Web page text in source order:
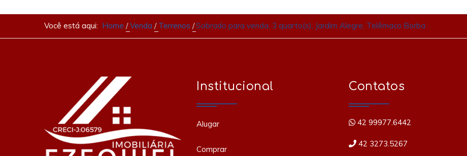
Você está aqui: Home Venda Terrenos Sobrado para venda, 3 quarto(s), Jardim Alegre, Telêmaco Borba
Institucional
Alugar
Comprar
Contatos
42 99977.6442
42 3273.5267